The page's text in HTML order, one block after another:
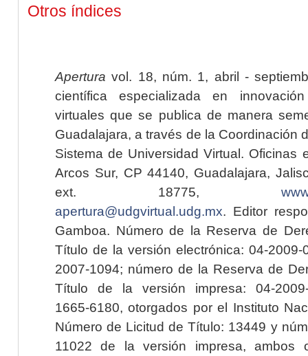
Otros índices
Apertura vol. 18, núm. 1, abril -
científica especializada en
virtuales que se publica de manera
Guadalajara, a través de la Coordinación
Sistema de Universidad Virtual. Oficinas
Arcos Sur, CP 44140, Guadalajara,
ext. 18775,
apertura@udgvirtual.udg.mx. Editor
Gamboa. Número de la Reserva de
Título de la versión electrónica: 04-2009-
2007-1094; número de la Reserva de
Título de la versión impresa: 04-2009-
1665-6180, otorgados por el Instituto
Número de Licitud de Título: 13449 y
11022 de la versión impresa, ambos